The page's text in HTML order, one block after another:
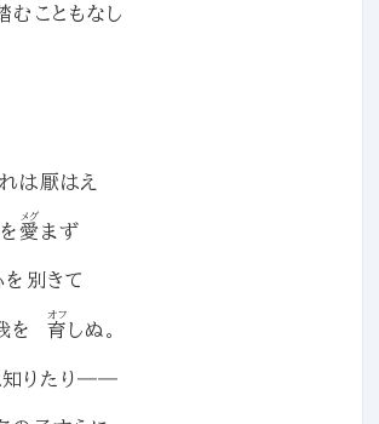
こともなし
は厭はえ
愛
メグ
まず
別きて
を 育
オフ
しぬ。
りたり――